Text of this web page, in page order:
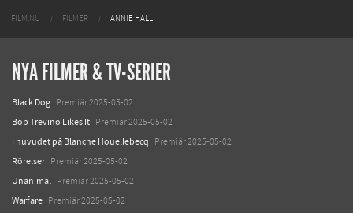
FILM.NU FILMER ANNIE HALL
NYA FILMER & TV-SERIER
Black Dog Premiär 2025-05-02
Bob Trevino Likes It Premiär 2025-05-02
I huvudet på Blanche Houellebecq Premiär 2025-05-02
Rörelser Premiär 2025-05-02
Unanimal Premiär 2025-05-02
Warfare Premiär 2025-05-02